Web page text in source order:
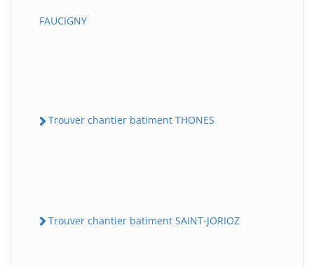
FAUCIGNY
Trouver chantier batiment THONES
Trouver chantier batiment SAINT-JORIOZ